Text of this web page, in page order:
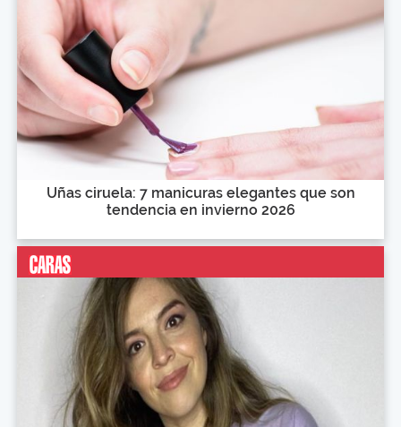
Uñas ciruela: 7 manicuras elegantes que son
tendencia en invierno 2026